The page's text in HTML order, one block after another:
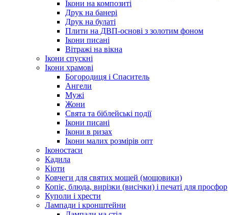
Ікони на композиті
Друк на банері
Друк на булаті
Плити на ДВП-основі з золотим фоном
Ікони писані
Вітражі на вікна
Ікони спускні
Ікони храмові
Богородиця і Спаситель
Ангели
Мужі
Жони
Свята та біблейські події
Ікони писані
Ікони в ризах
Ікони малих розмірів опт
Іконостаси
Кадила
Кіоти
Ковчеги для святих мощей (мощовики)
Копіє, блюда, вирізки (висічки) і печаті для просфор
Куполи і хрести
Лампади і кронштейни